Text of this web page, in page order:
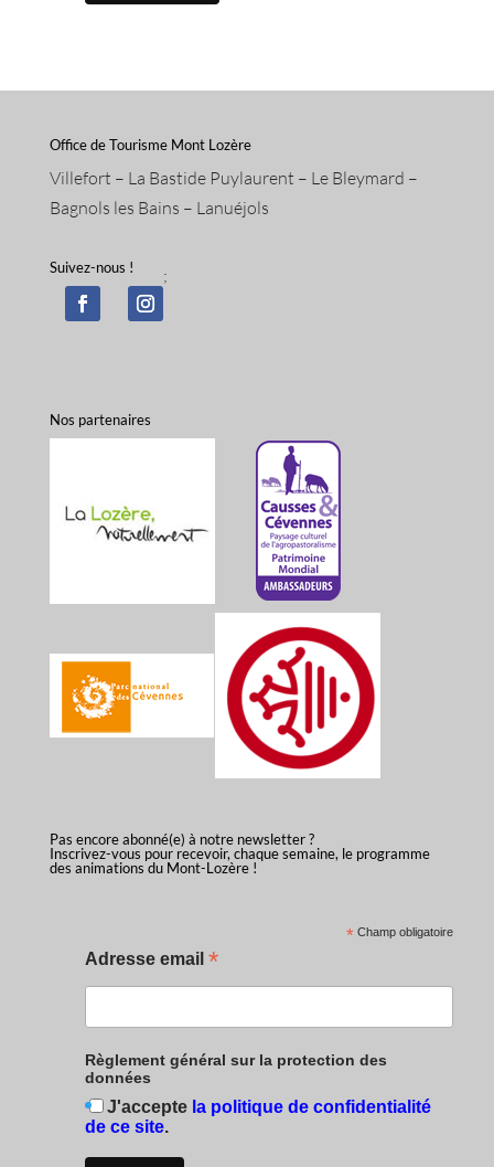
Office de Tourisme Mont Lozère
Villefort – La Bastide Puylaurent – Le Bleymard –
Bagnols les Bains – Lanuéjols
Suivez-nous ! ;
Nos partenaires
Pas encore abonné(e) à notre newsletter ?
Inscrivez-vous pour recevoir, chaque semaine, le programme
des animations du Mont-Lozère !
*Champ obligatoire
Adresse email *
Règlement général sur la protection des
données
J'accepte la politique de confidentialité
de ce site.